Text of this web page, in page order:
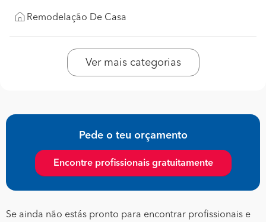
Remodelação De Casa
Ver mais categorias
Pede o teu orçamento
Encontre profissionais gratuitamente
Se ainda não estás pronto para encontrar profissionais e